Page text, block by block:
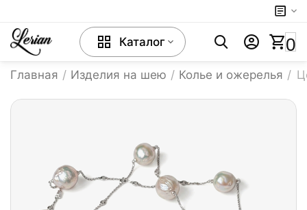
Каталог 0
Главная / Изделия на шею / Колье и ожерелья /